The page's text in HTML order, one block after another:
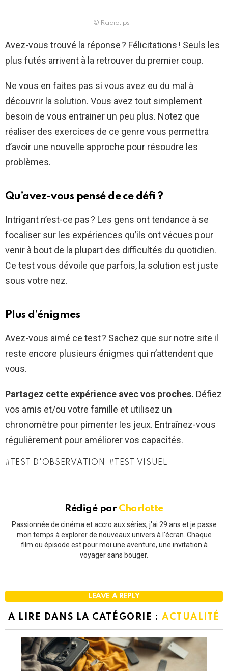
© Radiotips
Avez-vous trouvé la réponse ? Félicitations ! Seuls les
plus futés arrivent à la retrouver du premier coup.
Ne vous en faites pas si vous avez eu du mal à
découvrir la solution. Vous avez tout simplement
besoin de vous entrainer un peu plus. Notez que
réaliser des exercices de ce genre vous permettra
d’avoir une nouvelle approche pour résoudre les
problèmes.
Qu’avez-vous pensé de ce défi ?
Intrigant n’est-ce pas ? Les gens ont tendance à se
focaliser sur les expériences qu’ils ont vécues pour
venir à bout de la plupart des difficultés du quotidien.
Ce test vous dévoile que parfois, la solution est juste
sous votre nez.
Plus d’énigmes
Avez-vous aimé ce test ? Sachez que sur notre site il
reste encore plusieurs énigmes qui n’attendent que
vous.
Partagez cette expérience avec vos proches. Défiez
vos amis et/ou votre famille et utilisez un
chronomètre pour pimenter les jeux. Entraînez-vous
régulièrement pour améliorer vos capacités.
TEST D'OBSERVATION TEST VISUEL
Rédigé par Charlotte
Passionnée de cinéma et accro aux séries, j'ai 29 ans et je passe
mon temps à explorer de nouveaux univers à l'écran. Chaque
film ou épisode est pour moi une aventure, une invitation à
voyager sans bouger.
LEAVE A REPLY
A LIRE DANS LA CATÉGORIE : ACTUALITÉ